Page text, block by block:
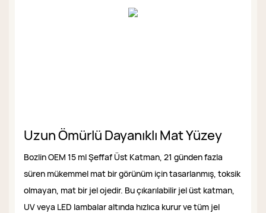
Uzun Ömürlü Dayanıklı Mat Yüzey
Bozlin OEM 15 ml Şeffaf Üst ​​Katman, 21 günden fazla
süren mükemmel mat bir görünüm için tasarlanmış, toksik
olmayan, mat bir jel ojedir. Bu çıkarılabilir jel üst katman,
UV veya LED lambalar altında hızlıca kurur ve tüm jel